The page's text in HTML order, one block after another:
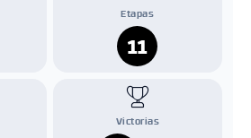
Etapas
11
Victorias